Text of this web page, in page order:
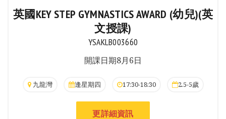
英國KEY STEP GYMNASTICS AWARD (幼兒)(英
文授課)
YSAKLB003660
開課日期8月6日
九龍灣 逢星期四 17:30-18:30 2.5-5歲
更詳細資訊